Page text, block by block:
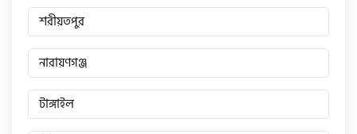
শরীয়তপুর
নারায়ণগঞ্জ
টাঙ্গাইল